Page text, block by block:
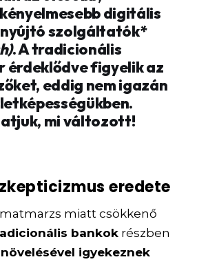
digitális
szolgáltatók*
. A tradicionális
érdeklődve figyelik az
eddig nem igazán
mi változott!
eredete
miatt csökkenő
bankok részben
igyekeznek